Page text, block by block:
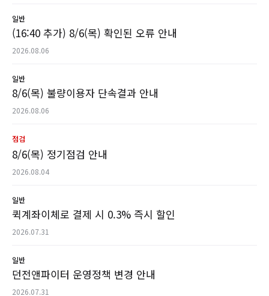
일반
(16:40 추가) 8/6(목) 확인된 오류 안내
2026.08.06
일반
8/6(목) 불량이용자 단속결과 안내
2026.08.06
점검
8/6(목) 정기점검 안내
2026.08.04
일반
퀵계좌이체로 결제 시 0.3% 즉시 할인
2026.07.31
일반
던전앤파이터 운영정책 변경 안내
2026.07.31